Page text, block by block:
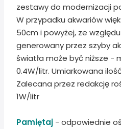
zestawy do modernizacji
W przypadku akwariów
50cm i powyżej, ze
generowany przez szyby
światła może być niższe -
0.4W/litr. Umiarkowana
Zalecana przez redakcję
1W/litr
Pamiętaj - odpowiednie